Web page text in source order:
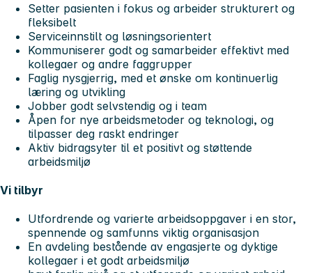
Setter pasienten i fokus og arbeider strukturert og
fleksibelt
Serviceinnstilt og løsningsorientert
Kommuniserer godt og samarbeider effektivt med
kollegaer og andre faggrupper
Faglig nysgjerrig, med et ønske om kontinuerlig
læring og utvikling
Jobber godt selvstendig og i team
Åpen for nye arbeidsmetoder og teknologi, og
tilpasser deg raskt endringer
Aktiv bidragsyter til et positivt og støttende
arbeidsmiljø
Vi tilbyr
Utfordrende og varierte arbeidsoppgaver i en stor,
spennende og samfunns viktig organisasjon
En avdeling bestående av engasjerte og dyktige
kollegaer i et godt arbeidsmiljø